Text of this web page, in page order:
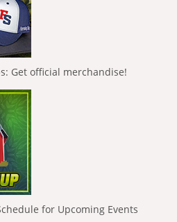
Get official merchandise!
for Upcoming Events